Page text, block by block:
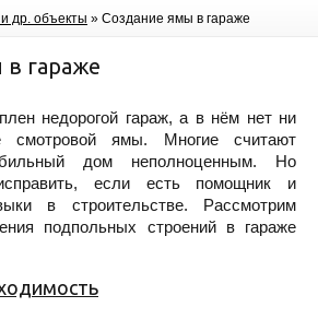
др. объекты » Создание ямы в гараже
гараже
недорогой гараж, а в нём нет ни
смотровой ямы. Многие считают
дом неполноценным. Но
если есть помощник и
в строительстве. Рассмотрим
подпольных строений в гараже